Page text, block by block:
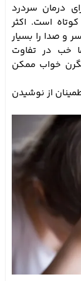
سردرد
است. اکثر
صدا را بسیار
خب در تفاوت
خواب ممکن
از نوشیدن